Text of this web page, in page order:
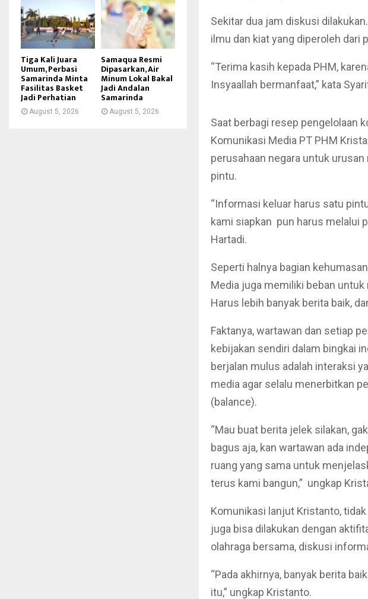
Sekitar dua jam diskusi
ilmu dan kiat yang diperoleh dari
“Terima kasih kepada PHM,
Insyaallah bermanfaat,” kata
Saat berbagi resep pengelolaan
Komunikasi Media PT PHM
perusahaan negara untuk
pintu.
“Informasi keluar harus satu
kami siapkan pun harus melalui
Hartadi.
Seperti halnya bagian
Media juga memiliki beban
Harus lebih banyak berita baik,
Faktanya, wartawan dan setiap
kebijakan sendiri dalam bingkai
berjalan mulus adalah interaksi
media agar selalu menerbitkan
(balance).
“Mau buat berita jelek silakan,
bagus aja, kan wartawan ada
ruang yang sama untuk
terus kami bangun,” ungkap
Komunikasi lanjut Kristanto,
juga bisa dilakukan dengan
olahraga bersama, diskusi
“Pada akhirnya, banyak berita
itu,” ungkap Kristanto.
Tiga Kali Juara
Umum, Perbasi
Samarinda Minta
Fasilitas Basket
Jadi Perhatian
August 5, 2026
Samaqua Resmi
Dipasarkan, Air
Minum Lokal Bakal
Jadi Andalan
Samarinda
August 5, 2026